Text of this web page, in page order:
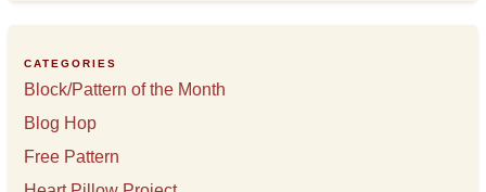
e
s
CATEGORIES
Block/Pattern of the Month
Blog Hop
Free Pattern